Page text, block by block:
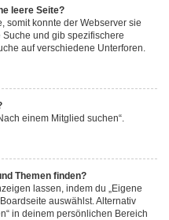
leere Seite?
somit konnte der Webserver sie
und gib spezifischere
auf verschiedene Unterforen.
einem Mitglied suchen“.
Themen finden?
lassen, indem du „Eigene
auswählst. Alternativ
in deinem persönlichen Bereich